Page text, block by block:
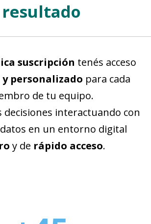
resultado
suscripción tenés acceso
personalizado para cada
de tu equipo.
decisiones interactuando con
en un entorno digital
y de rápido acceso.